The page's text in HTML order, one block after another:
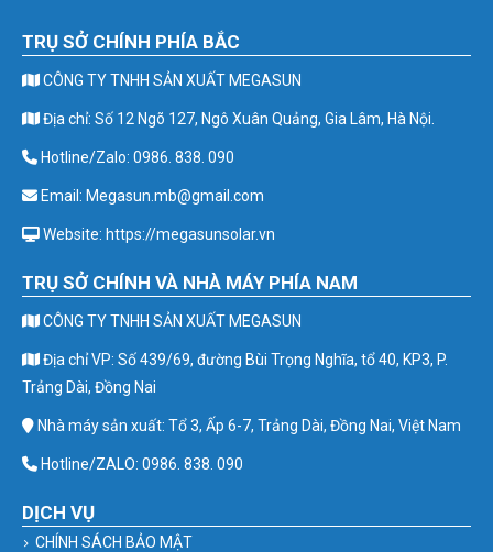
TRỤ SỞ CHÍNH PHÍA BẮC
CÔNG TY TNHH SẢN XUẤT MEGASUN
Địa chỉ: Số 12 Ngõ 127, Ngô Xuân Quảng, Gia Lâm, Hà Nội.
Hotline/Zalo: 0986. 838. 090
Email: Megasun.mb@gmail.com
Website: https://megasunsolar.vn
TRỤ SỞ CHÍNH VÀ NHÀ MÁY PHÍA NAM
CÔNG TY TNHH SẢN XUẤT MEGASUN
Địa chỉ VP: Số 439/69, đường Bùi Trọng Nghĩa, tổ 40, KP3, P.
Trảng Dài, Đồng Nai
Nhà máy sản xuất: Tổ 3, Ấp 6-7, Trảng Dài, Đồng Nai, Việt Nam
Hotline/ZALO: 0986. 838. 090
DỊCH VỤ
CHÍNH SÁCH BẢO MẬT